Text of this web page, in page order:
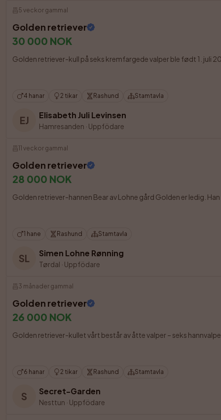
5 veckor gammal
Golden retriever
30 000 NOK
Golden retriever-kull på seks kremfargede valper ble født 1. juli
4 hanar 2 tikar Rashund Stamtavla
EJ Elisabeth Juli Levinsen
Hamresanden · Uppfödare
11 veckor gammal
Golden retriever
28 000 NOK
Golden retriever-hannen Bear av Lohne gård Golden er ledig.
1 hane Rashund Stamtavla
SL Simen Lohne Rønning
Tørdal · Uppfödare
3 månader gammal
Golden retriever
26 000 NOK
Golden retriever-kullet vårt består av åtte valper – seks
6 hanar 2 tikar Rashund Stamtavla
S Secret-Garden
Nesttun · Uppfödare